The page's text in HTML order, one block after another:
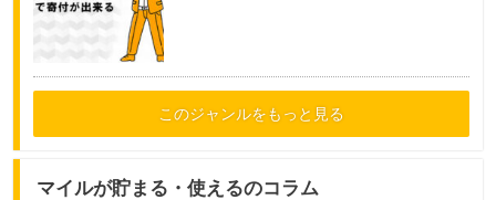
このジャンルをもっと見る
マイルが貯まる・使えるのコラム